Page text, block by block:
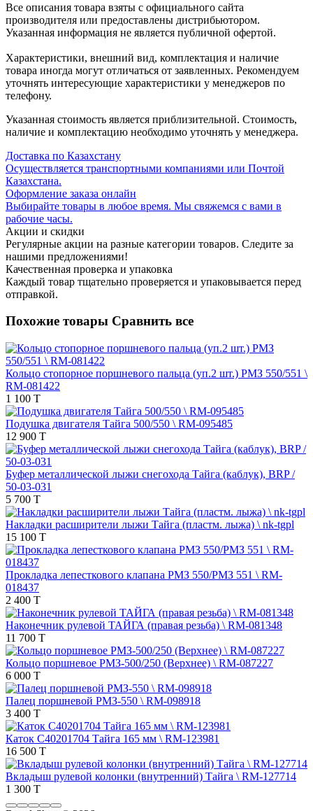
Все описания товара взяты с официального сайта
производителя или предоставлены дистрибьютором.
Указанная информация не является публичной офертой.
Характеристики, внешний вид, комплектация и наличие
товара иногда могут отличаться от заявленных. Рекомендуем
уточнять интересующие характеристики у менеджеров по
телефону.
Указанная стоимость является приблизительной. Стоимость,
наличие и комплектацию необходимо уточнять у менеджера.
Доставка по Казахстану
Осуществляется транспортными компаниями или Почтой
Казахстана.
Оформление заказа онлайн
Выбирайте товары в любое время. Мы свяжемся с вами в
рабочие часы.
Акции и скидки
Регулярные акции на разные категории товаров. Следите за
нашими предложениями!
Качественная проверка и упаковка
Каждый товар тщательно проверяется и упаковывается перед
отправкой.
Похожие товары Сравнить все
Кольцо стопорное поршневого пальца (уп.2 шт.) РМЗ 550/551 \
RM-081422
1 100 T
Подушка двигателя Тайга 500/550 \ RM-095485
12 900 T
Буфер металлической лыжи снегохода Тайга (каблук), BRP /
50-03-031
5 700 T
Накладки расширители лыжи Тайга (пластм. лыжа) \ nk-tgpl
15 100 T
Прокладка лепесткового клапана РМЗ 550/РМЗ 551 \ RM-
018437
2 400 T
Наконечник рулевой ТАЙГА (правая резьба) \ RM-081348
11 700 T
Кольцо поршневое РМЗ-500/250 (Верхнее) \ RM-087227
6 000 T
Палец поршневой РМЗ-550 \ RM-098918
3 400 T
Каток C40201704 Тайга 165 мм \ RM-123981
16 500 T
Вкладыш рулевой колонки (внутренний) Тайга \ RM-127714
1 300 T